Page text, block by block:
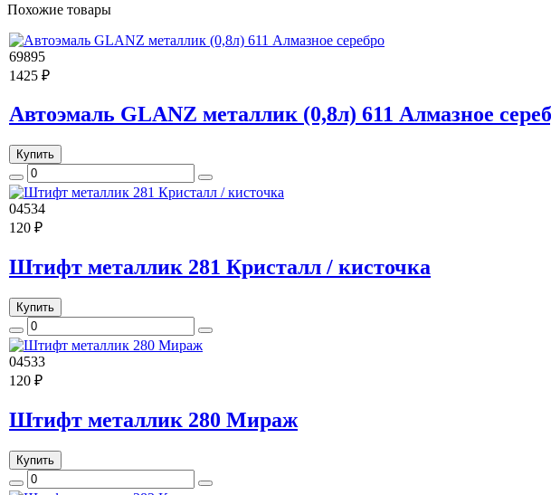
Похожие товары
69895
1425 ₽
Автоэмаль GLANZ металлик (0,8л) 611 Алмазное
Купить
04534
120 ₽
Штифт металлик 281 Кристалл / кисточка
Купить
04533
120 ₽
Штифт металлик 280 Мираж
Купить